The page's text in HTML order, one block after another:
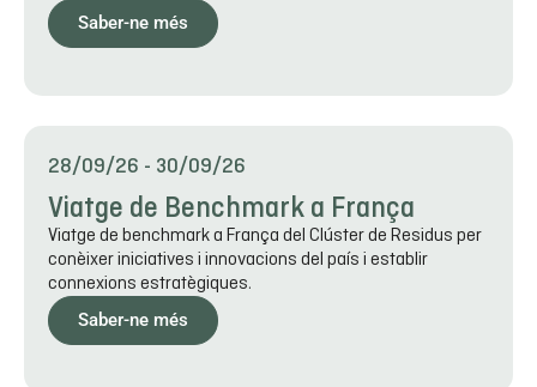
Saber-ne més
28/09/26 - 30/09/26
Viatge de Benchmark a França
Viatge de benchmark a França del Clúster de Residus per
conèixer iniciatives i innovacions del país i establir
connexions estratègiques.
Saber-ne més